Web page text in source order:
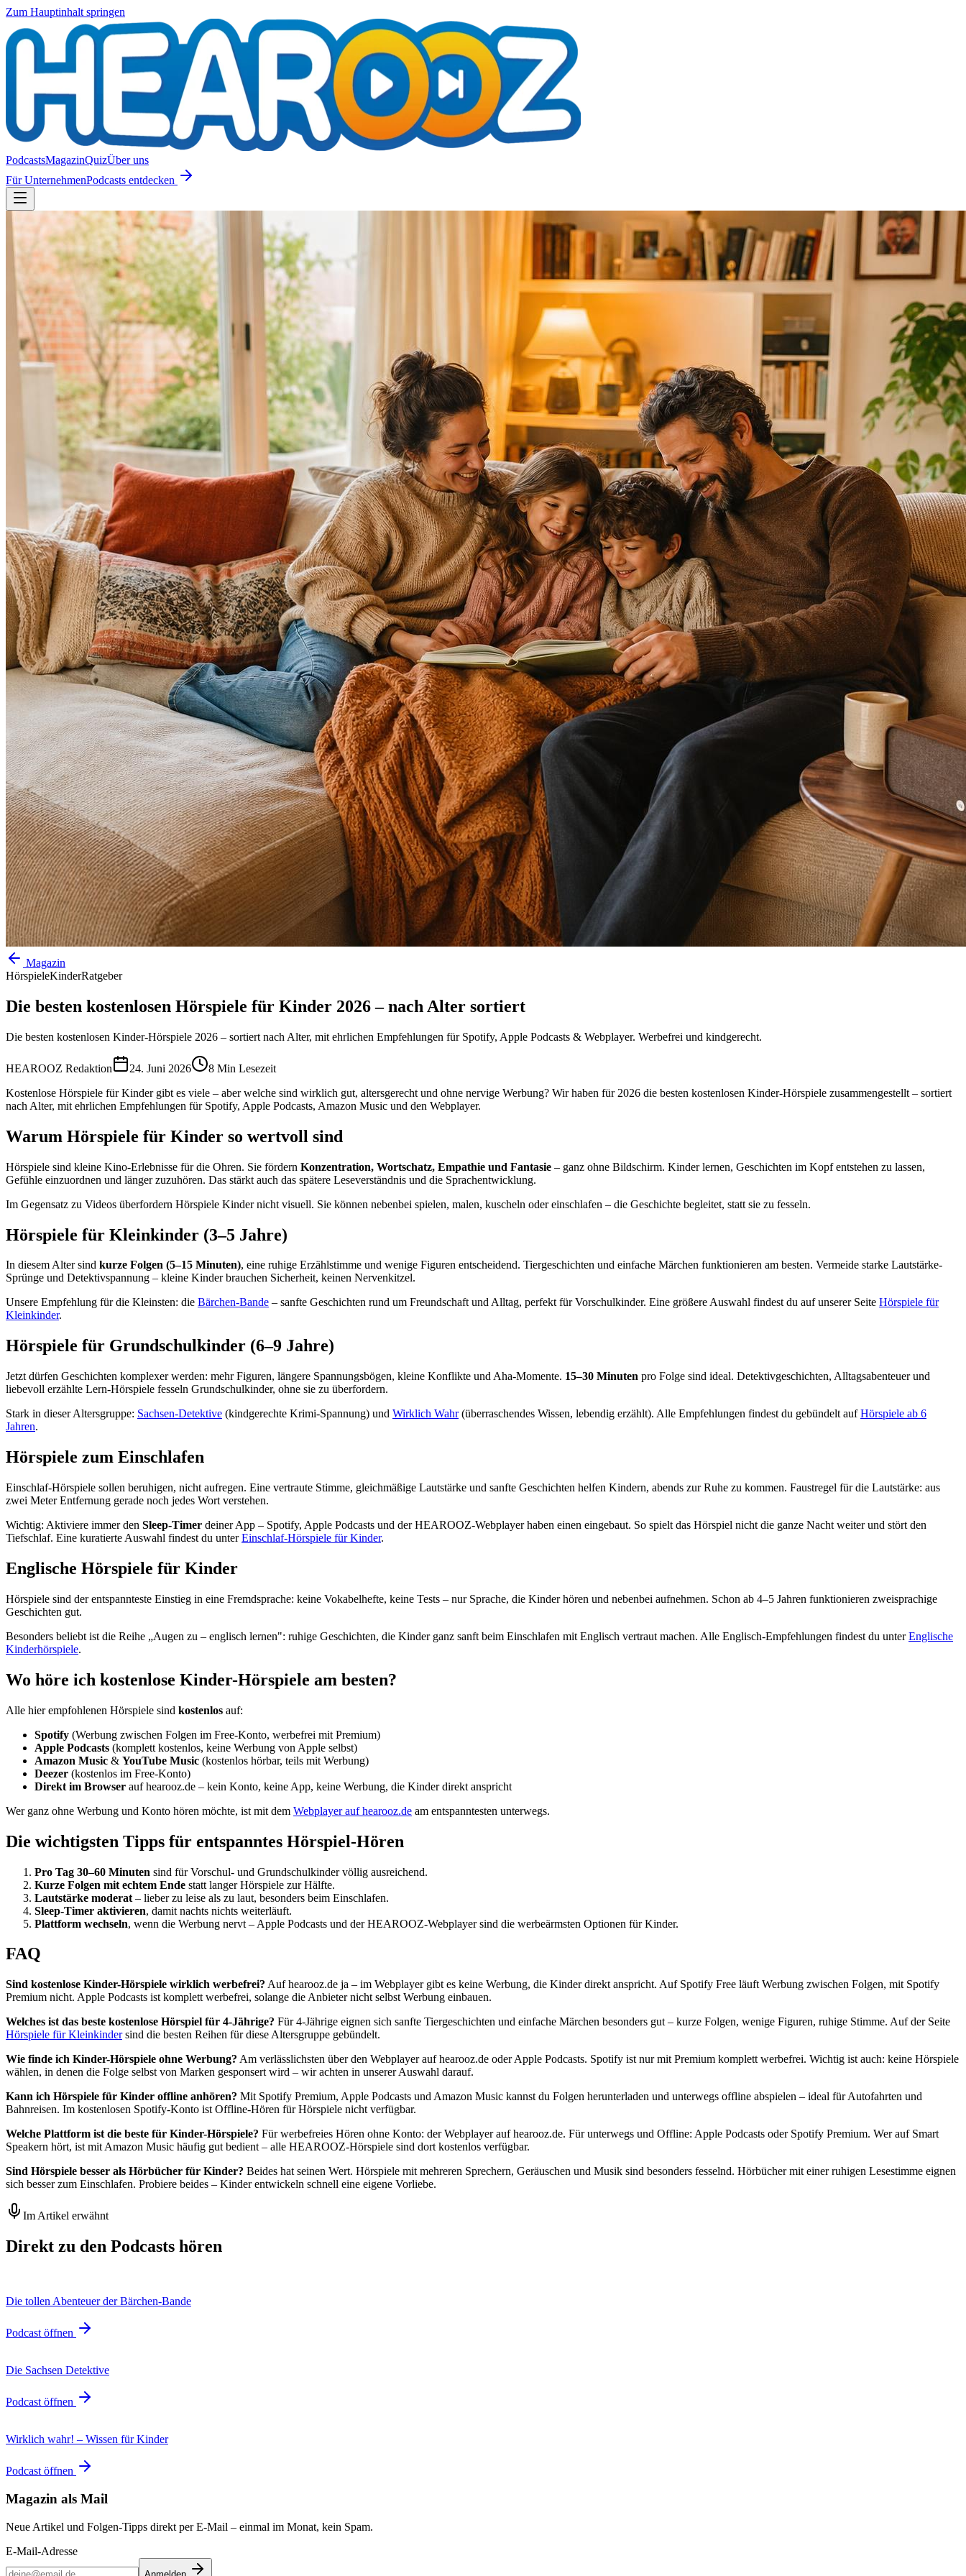
Zum Hauptinhalt springen
PodcastsMagazinQuizÜber uns
Für UnternehmenPodcasts entdecken
Magazin
HörspieleKinderRatgeber
Die besten kostenlosen Hörspiele für Kinder 2026 – nach Alter sortiert
Die besten kostenlosen Kinder-Hörspiele 2026 – sortiert nach Alter, mit ehrlichen Empfehlungen für Spotify, Apple Podcasts & Webplayer. Werbefrei und kindgerecht.
HEAROOZ Redaktion 24. Juni 2026 8 Min Lesezeit
Kostenlose Hörspiele für Kinder gibt es viele – aber welche sind wirklich gut, altersgerecht und ohne nervige Werbung? Wir haben für 2026 die besten kostenlosen Kinder-Hörspiele zusammengestellt – sortiert
nach Alter, mit ehrlichen Empfehlungen für Spotify, Apple Podcasts, Amazon Music und den Webplayer.
Warum Hörspiele für Kinder so wertvoll sind
Hörspiele sind kleine Kino-Erlebnisse für die Ohren. Sie fördern Konzentration, Wortschatz, Empathie und Fantasie – ganz ohne Bildschirm. Kinder lernen, Geschichten im Kopf entstehen zu lassen,
Gefühle einzuordnen und länger zuzuhören. Das stärkt auch das spätere Leseverständnis und die Sprachentwicklung.
Im Gegensatz zu Videos überfordern Hörspiele Kinder nicht visuell. Sie können nebenbei spielen, malen, kuscheln oder einschlafen – die Geschichte begleitet, statt sie zu fesseln.
Hörspiele für Kleinkinder (3–5 Jahre)
In diesem Alter sind kurze Folgen (5–15 Minuten), eine ruhige Erzählstimme und wenige Figuren entscheidend. Tiergeschichten und einfache Märchen funktionieren am besten. Vermeide starke Lautstärke-
Sprünge und Detektivspannung – kleine Kinder brauchen Sicherheit, keinen Nervenkitzel.
Unsere Empfehlung für die Kleinsten: die Bärchen-Bande – sanfte Geschichten rund um Freundschaft und Alltag, perfekt für Vorschulkinder. Eine größere Auswahl findest du auf unserer Seite Hörspiele für
Kleinkinder.
Hörspiele für Grundschulkinder (6–9 Jahre)
Jetzt dürfen Geschichten komplexer werden: mehr Figuren, längere Spannungsbögen, kleine Konflikte und Aha-Momente. 15–30 Minuten pro Folge sind ideal. Detektivgeschichten, Alltagsabenteuer und
liebevoll erzählte Lern-Hörspiele fesseln Grundschulkinder, ohne sie zu überfordern.
Stark in dieser Altersgruppe: Sachsen-Detektive (kindgerechte Krimi-Spannung) und Wirklich Wahr(überraschendes Wissen, lebendig erzählt). Alle Empfehlungen findest du gebündelt aufHörspiele ab 6
Jahren.
Hörspiele zum Einschlafen
Einschlaf-Hörspiele sollen beruhigen, nicht aufregen. Eine vertraute Stimme, gleichmäßige Lautstärke und sanfte Geschichten helfen Kindern, abends zur Ruhe zu kommen. Faustregel für die Lautstärke: aus
zwei Meter Entfernung gerade noch jedes Wort verstehen.
Wichtig: Aktiviere immer den Sleep-Timer deiner App – Spotify, Apple Podcasts und der HEAROOZ-Webplayer haben einen eingebaut. So spielt das Hörspiel nicht die ganze Nacht weiter und stört den
Tiefschlaf. Eine kuratierte Auswahl findest du unterEinschlaf-Hörspiele für Kinder.
Englische Hörspiele für Kinder
Hörspiele sind der entspannteste Einstieg in eine Fremdsprache: keine Vokabelhefte, keine Tests – nur Sprache, die Kinder hören und nebenbei aufnehmen. Schon ab 4–5 Jahren funktionieren zweisprachige
Geschichten gut.
Besonders beliebt ist die Reihe „Augen zu – englisch lernen": ruhige Geschichten, die Kinder ganz sanft beim Einschlafen mit Englisch vertraut machen. Alle Englisch-Empfehlungen findest du unterEnglische
Kinderhörspiele.
Wo höre ich kostenlose Kinder-Hörspiele am besten?
Alle hier empfohlenen Hörspiele sind kostenlos auf:
Spotify (Werbung zwischen Folgen im Free-Konto, werbefrei mit Premium)
Apple Podcasts (komplett kostenlos, keine Werbung von Apple selbst)
Amazon Music & YouTube Music (kostenlos hörbar, teils mit Werbung)
Deezer (kostenlos im Free-Konto)
Direkt im Browser auf hearooz.de – kein Konto, keine App, keine Werbung, die Kinder direkt anspricht
Wer ganz ohne Werbung und Konto hören möchte, ist mit dem Webplayer auf hearooz.de am entspanntesten unterwegs.
Die wichtigsten Tipps für entspanntes Hörspiel-Hören
Pro Tag 30–60 Minuten sind für Vorschul- und Grundschulkinder völlig ausreichend.
Kurze Folgen mit echtem Ende statt langer Hörspiele zur Hälfte.
Lautstärke moderat – lieber zu leise als zu laut, besonders beim Einschlafen.
Sleep-Timer aktivieren, damit nachts nichts weiterläuft.
Plattform wechseln, wenn die Werbung nervt – Apple Podcasts und der HEAROOZ-Webplayer sind die werbeärmsten Optionen für Kinder.
FAQ
Sind kostenlose Kinder-Hörspiele wirklich werbefrei? Auf hearooz.de ja – im Webplayer gibt es keine Werbung, die Kinder direkt anspricht. Auf Spotify Free läuft Werbung zwischen Folgen, mit Spotify
Premium nicht. Apple Podcasts ist komplett werbefrei, solange die Anbieter nicht selbst Werbung einbauen.
Welches ist das beste kostenlose Hörspiel für 4-Jährige? Für 4-Jährige eignen sich sanfte Tiergeschichten und einfache Märchen besonders gut – kurze Folgen, wenige Figuren, ruhige Stimme. Auf der Seite
Hörspiele für Kleinkindersind die besten Reihen für diese Altersgruppe gebündelt.
Wie finde ich Kinder-Hörspiele ohne Werbung? Am verlässlichsten über den Webplayer auf hearooz.de oder Apple Podcasts. Spotify ist nur mit Premium komplett werbefrei. Wichtig ist auch: keine Hörspiele
wählen, in denen die Folge selbst von Marken gesponsert wird – wir achten in unserer Auswahl darauf.
Kann ich Hörspiele für Kinder offline anhören? Mit Spotify Premium, Apple Podcasts und Amazon Music kannst du Folgen herunterladen und unterwegs offline abspielen – ideal für Autofahrten und
Bahnreisen. Im kostenlosen Spotify-Konto ist Offline-Hören für Hörspiele nicht verfügbar.
Welche Plattform ist die beste für Kinder-Hörspiele? Für werbefreies Hören ohne Konto: der Webplayer auf hearooz.de. Für unterwegs und Offline: Apple Podcasts oder Spotify Premium. Wer auf Smart
Speakern hört, ist mit Amazon Music häufig gut bedient – alle HEAROOZ-Hörspiele sind dort kostenlos verfügbar.
Sind Hörspiele besser als Hörbücher für Kinder? Beides hat seinen Wert. Hörspiele mit mehreren Sprechern, Geräuschen und Musik sind besonders fesselnd. Hörbücher mit einer ruhigen Lesestimme eignen
sich besser zum Einschlafen. Probiere beides – Kinder entwickeln schnell eine eigene Vorliebe.
Im Artikel erwähnt
Direkt zu den Podcasts hören
Die tollen Abenteuer der Bärchen-Bande
Podcast öffnen
Die Sachsen Detektive
Podcast öffnen
Wirklich wahr! – Wissen für Kinder
Podcast öffnen
Magazin als Mail
Neue Artikel und Folgen-Tipps direkt per E-Mail – einmal im Monat, kein Spam.
E-Mail-Adresse